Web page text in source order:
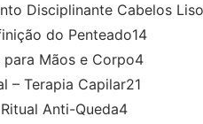
Disciplinante Cabelos
do Penteado14
Mãos e Corpo4
– Terapia Capilar21
Anti-Queda4